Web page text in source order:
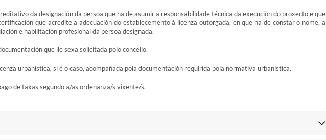
da designación da persoa que ha de asumir a responsabilidade técnica da execución do proxecto e que
que acredite a adecuación do establecemento á licenza outorgada, en que ha de constar o nome, a
e habilitación profesional da persoa designada.
que lle sexa solicitada polo concello.
urbanística, si é o caso, acompañada pola documentación requirida pola normativa urbanística.
de taxas segundo a/as ordenanza/s vixente/s.